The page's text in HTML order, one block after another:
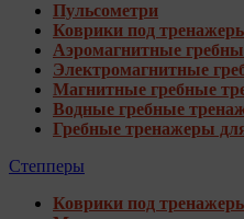
Пульсометри
Коврики под
Аэромагнитные
Электромагнитные
Магнитные гребные
Водные гребные
Гребные тренажеры
Степперы
Коврики под